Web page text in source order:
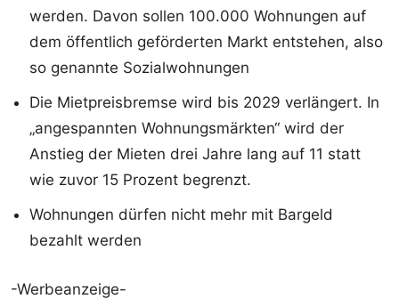
werden. Davon sollen 100.000 Wohnungen auf
dem öffentlich geförderten Markt entstehen, also
so genannte Sozialwohnungen
Die Mietpreisbremse wird bis 2029 verlängert. In
„angespannten Wohnungsmärkten“ wird der
Anstieg der Mieten drei Jahre lang auf 11 statt
wie zuvor 15 Prozent begrenzt.
Wohnungen dürfen nicht mehr mit Bargeld
bezahlt werden
-Werbeanzeige-